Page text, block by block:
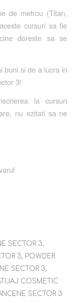
de metrou (Titan,
cursuri sa fie
doreste sa se
buni si de a lucra in
3!
la cursuri
nu ezitati sa ne
SECTOR 3,
3, POWDER
SECTOR 3,
COSMETIC
SECTOR 3